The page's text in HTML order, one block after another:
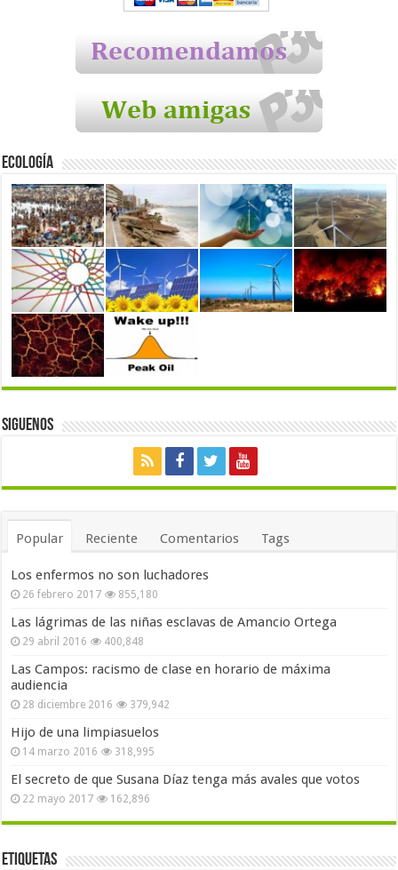
Ecología
Siguenos
Popular Reciente Comentarios Tags
Los enfermos no son luchadores
26 febrero 2017 855,180
Las lágrimas de las niñas esclavas de Amancio Ortega
29 abril 2016 400,848
Las Campos: racismo de clase en horario de máxima
audiencia
28 diciembre 2016 379,942
Hijo de una limpiasuelos
14 marzo 2016 318,995
El secreto de que Susana Díaz tenga más avales que votos
22 mayo 2017 162,896
Etiquetas